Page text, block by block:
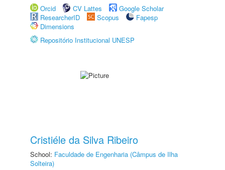
Orcid
CV Lattes
Google Scholar
ResearcherID
Scopus
Fapesp
Dimensions
Repositório Institucional UNESP
Cristiéle da Silva Ribeiro
School: Faculdade de Engenharia (Câmpus de Ilha
Solteira)